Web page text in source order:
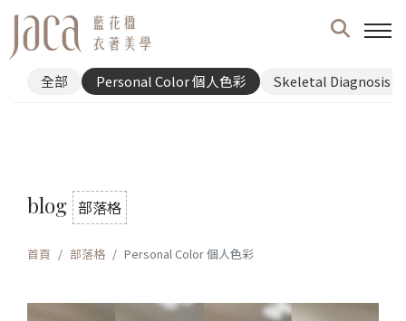
全部 Personal Color 個人色彩 Skeletal Diagnosis
blog 部落格
首頁 部落格 Personal Color 個人色彩